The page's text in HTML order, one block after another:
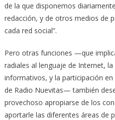
de la que disponemos
redacción, y de otros medios de
cada red social”.
Pero otras funciones —que
radiales al lenguaje de Internet,
informativos, y la participación
de Radio Nuevitas— también
provechoso apropiarse de los
aportarle las diferentes áreas de